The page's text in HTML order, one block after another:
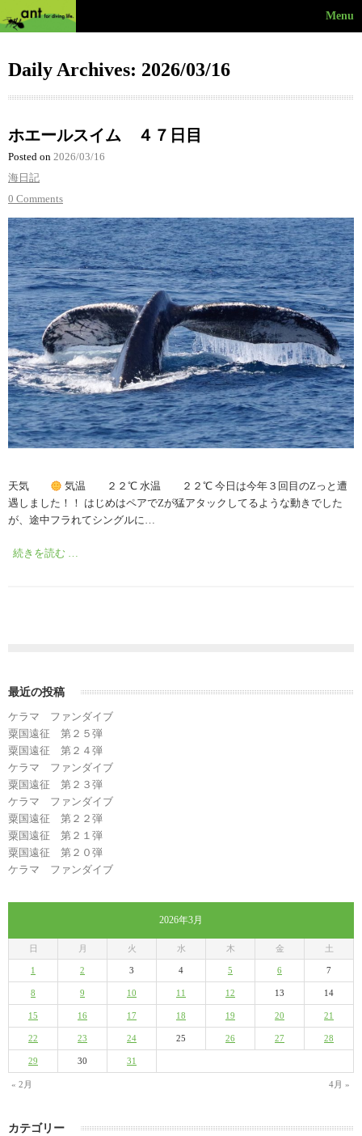
Menu
Daily Archives: 2026/03/16
ホエールスイム ４７日目
Posted on 2026/03/16
海日記
0 Comments
天気
気温 ２２℃ 水温 ２２℃ 今日は今年３回目のZっと遭
遇しました！！ はじめはペアでZが猛アタックしてるような動きでした
が、途中フラれてシングルに…
続きを読む …
最近の投稿
ケラマ ファンダイブ
粟国遠征 第２５弾
粟国遠征 第２４弾
ケラマ ファンダイブ
粟国遠征 第２３弾
ケラマ ファンダイブ
粟国遠征 第２２弾
粟国遠征 第２１弾
粟国遠征 第２０弾
ケラマ ファンダイブ
2026年3月
日 月 火 水 木 金 土
« 2月 4月 »
1 2 3 4 5 6 7
8 9 10 11 12 13 14
15 16 17 18 19 20 21
22 23 24 25 26 27 28
29 30 31
カテゴリー